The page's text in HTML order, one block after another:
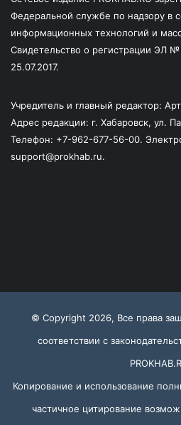
Федеральной службе по надзору в
информационных технологий и
Свидетельство о регистрации ЭЛ
25.07.2017.
Учредитель и главный редактор:
Адрес редакции: г. Хабаровск, ул.
Телефон: +7-962-677-56-00.
support@prokhab.ru.
© Copyright 2026, Все права
соответствии с
Копирование и использование
частичное цитирование